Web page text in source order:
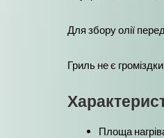
Для збору олії
Гриль не є
Площа